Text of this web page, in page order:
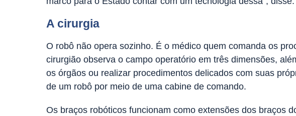
A cirurgia
O robô não opera sozinho. É o médico quem comanda os
cirurgião observa o campo operatório em três dimensões,
os órgãos ou realizar procedimentos delicados com suas
de um robô por meio de uma cabine de comando.
Os braços robóticos funcionam como extensões dos braços